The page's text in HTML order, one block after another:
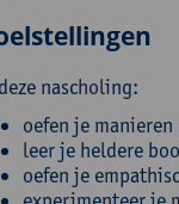
nascholing:
oefen je
leer je heldere
oefen je